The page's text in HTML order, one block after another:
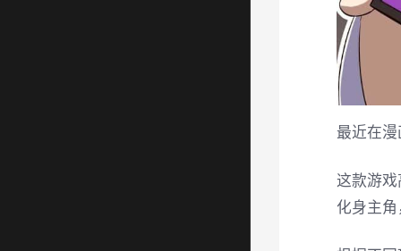
最近在
这款游
化身主